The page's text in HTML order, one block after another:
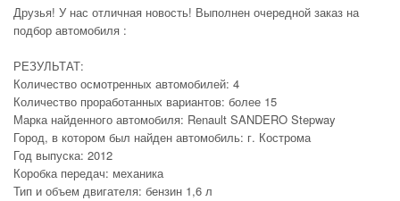
Друзья! У нас отличная новость! Выполнен очередной заказ на
подбор автомобиля :
РЕЗУЛЬТАТ:
Количество осмотренных автомобилей: 4
Количество проработанных вариантов: более 15
Марка найденного автомобиля: Renault SANDERO Stepway
Город, в котором был найден автомобиль: г. Кострома
Год выпуска: 2012
Коробка передач: механика
Тип и объем двигателя: бензин 1,6 л